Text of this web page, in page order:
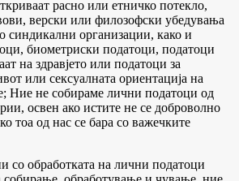
расно или етничко потекло,
верски или филозофски убедувања
синдикални организации, како и
биометриски податоци, податоци
на здравјето или податоци за
или сексуалната ориентација на
Ние не собираме лични податоци од
освен ако истите не се доброволно
тоа од нас се бара со важечките
со обработката на лични податоци